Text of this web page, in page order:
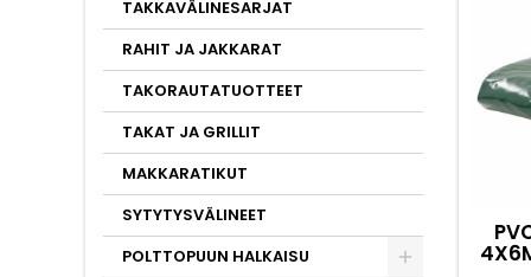
TAKKAVÄLINESARJAT
RAHIT JA JAKKARAT
TAKORAUTATUOTTEET
TAKAT JA GRILLIT
MAKKARATIKUT
SYTYTYSVÄLINEET
POLTTOPUUN HALKAISU